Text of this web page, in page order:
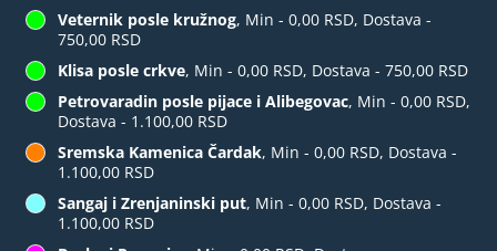
Veternik posle kružnog, Min - 0,00 RSD, Dostava -
750,00 RSD
Klisa posle crkve, Min - 0,00 RSD, Dostava - 750,00 RSD
Petrovaradin posle pijace i Alibegovac, Min - 0,00 RSD,
Dostava - 1.100,00 RSD
Sremska Kamenica Čardak, Min - 0,00 RSD, Dostava -
1.100,00 RSD
Sangaj i Zrenjaninski put, Min - 0,00 RSD, Dostava -
1.100,00 RSD